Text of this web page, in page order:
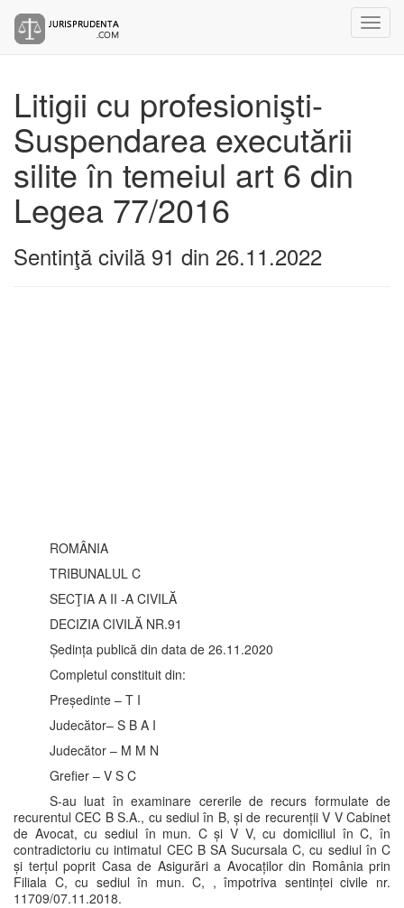
Litigii cu profesionişti-
Suspendarea executării
silite în temeiul art 6 din
Legea 77/2016
Sentinţă civilă 91 din 26.11.2022
ROMÂNIA
TRIBUNALUL C
SECŢIA A II -A CIVILĂ
DECIZIA CIVILĂ NR.91
Ședința publică din data de 26.11.2020
Completul constituit din:
Președinte – T I
Judecător– S B A I
Judecător – M M N
Grefier – V S C
S-au luat în examinare cererile de recurs formulate de
recurentul CEC B S.A., cu sediul în B, și de recurenții V V Cabinet
de Avocat, cu sediul în mun. C și V V, cu domiciliul în C, în
contradictoriu cu intimatul CEC B SA Sucursala C, cu sediul în C
și terțul poprit Casa de Asigurări a Avocaților din România prin
Filiala C, cu sediul în mun. C, , împotriva sentinței civile nr.
11709/07.11.2018.